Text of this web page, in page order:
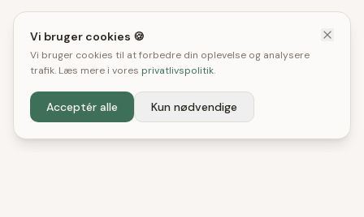
Vi bruger cookies 🍪
Vi bruger cookies til at forbedre din oplevelse og analysere
trafik. Læs mere i vores privatlivspolitik.
Acceptér alle Kun nødvendige